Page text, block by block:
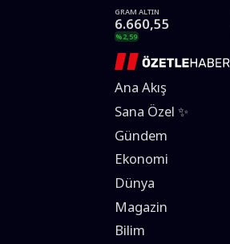
GRAM ALTIN
6.660,55
%2,59
Ana Akış
Sana Özel ✨
Gündem
Ekonomi
Dünya
Magazin
Bilim